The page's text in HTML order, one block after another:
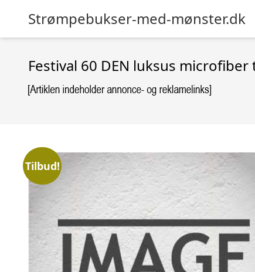
Strømpebukser-med-mønster.dk
Festival 60 DEN luksus
Tilbud!